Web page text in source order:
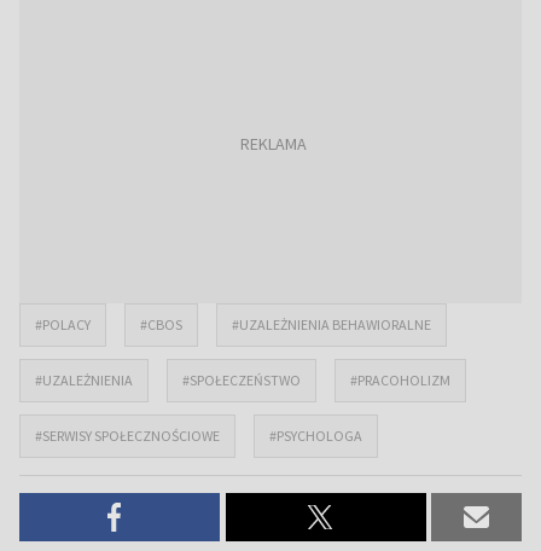
#POLACY #CBOS #UZALEŻNIENIA BEHAWIORALNE
#UZALEŻNIENIA #SPOŁECZEŃSTWO #PRACOHOLIZM
#SERWISY SPOŁECZNOŚCIOWE #PSYCHOLOGA